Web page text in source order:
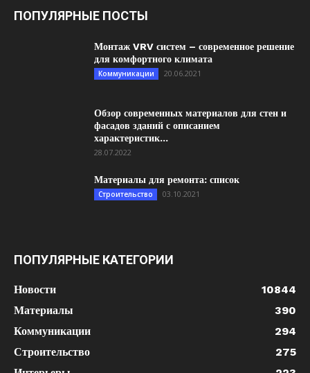
ПОПУЛЯРНЫЕ ПОСТЫ
Монтаж VRV систем – современное решение
для комфортного климата
Коммуникации 20.06.2021
Обзор современных материалов для стен и
фасадов зданий с описанием
характеристик...
28.07.2022
Материалы для ремонта: список
Строительство 03.10.2021
ПОПУЛЯРНЫЕ КАТЕГОРИИ
Новости
10844
Материалы
390
Коммуникации
294
Строительство
275